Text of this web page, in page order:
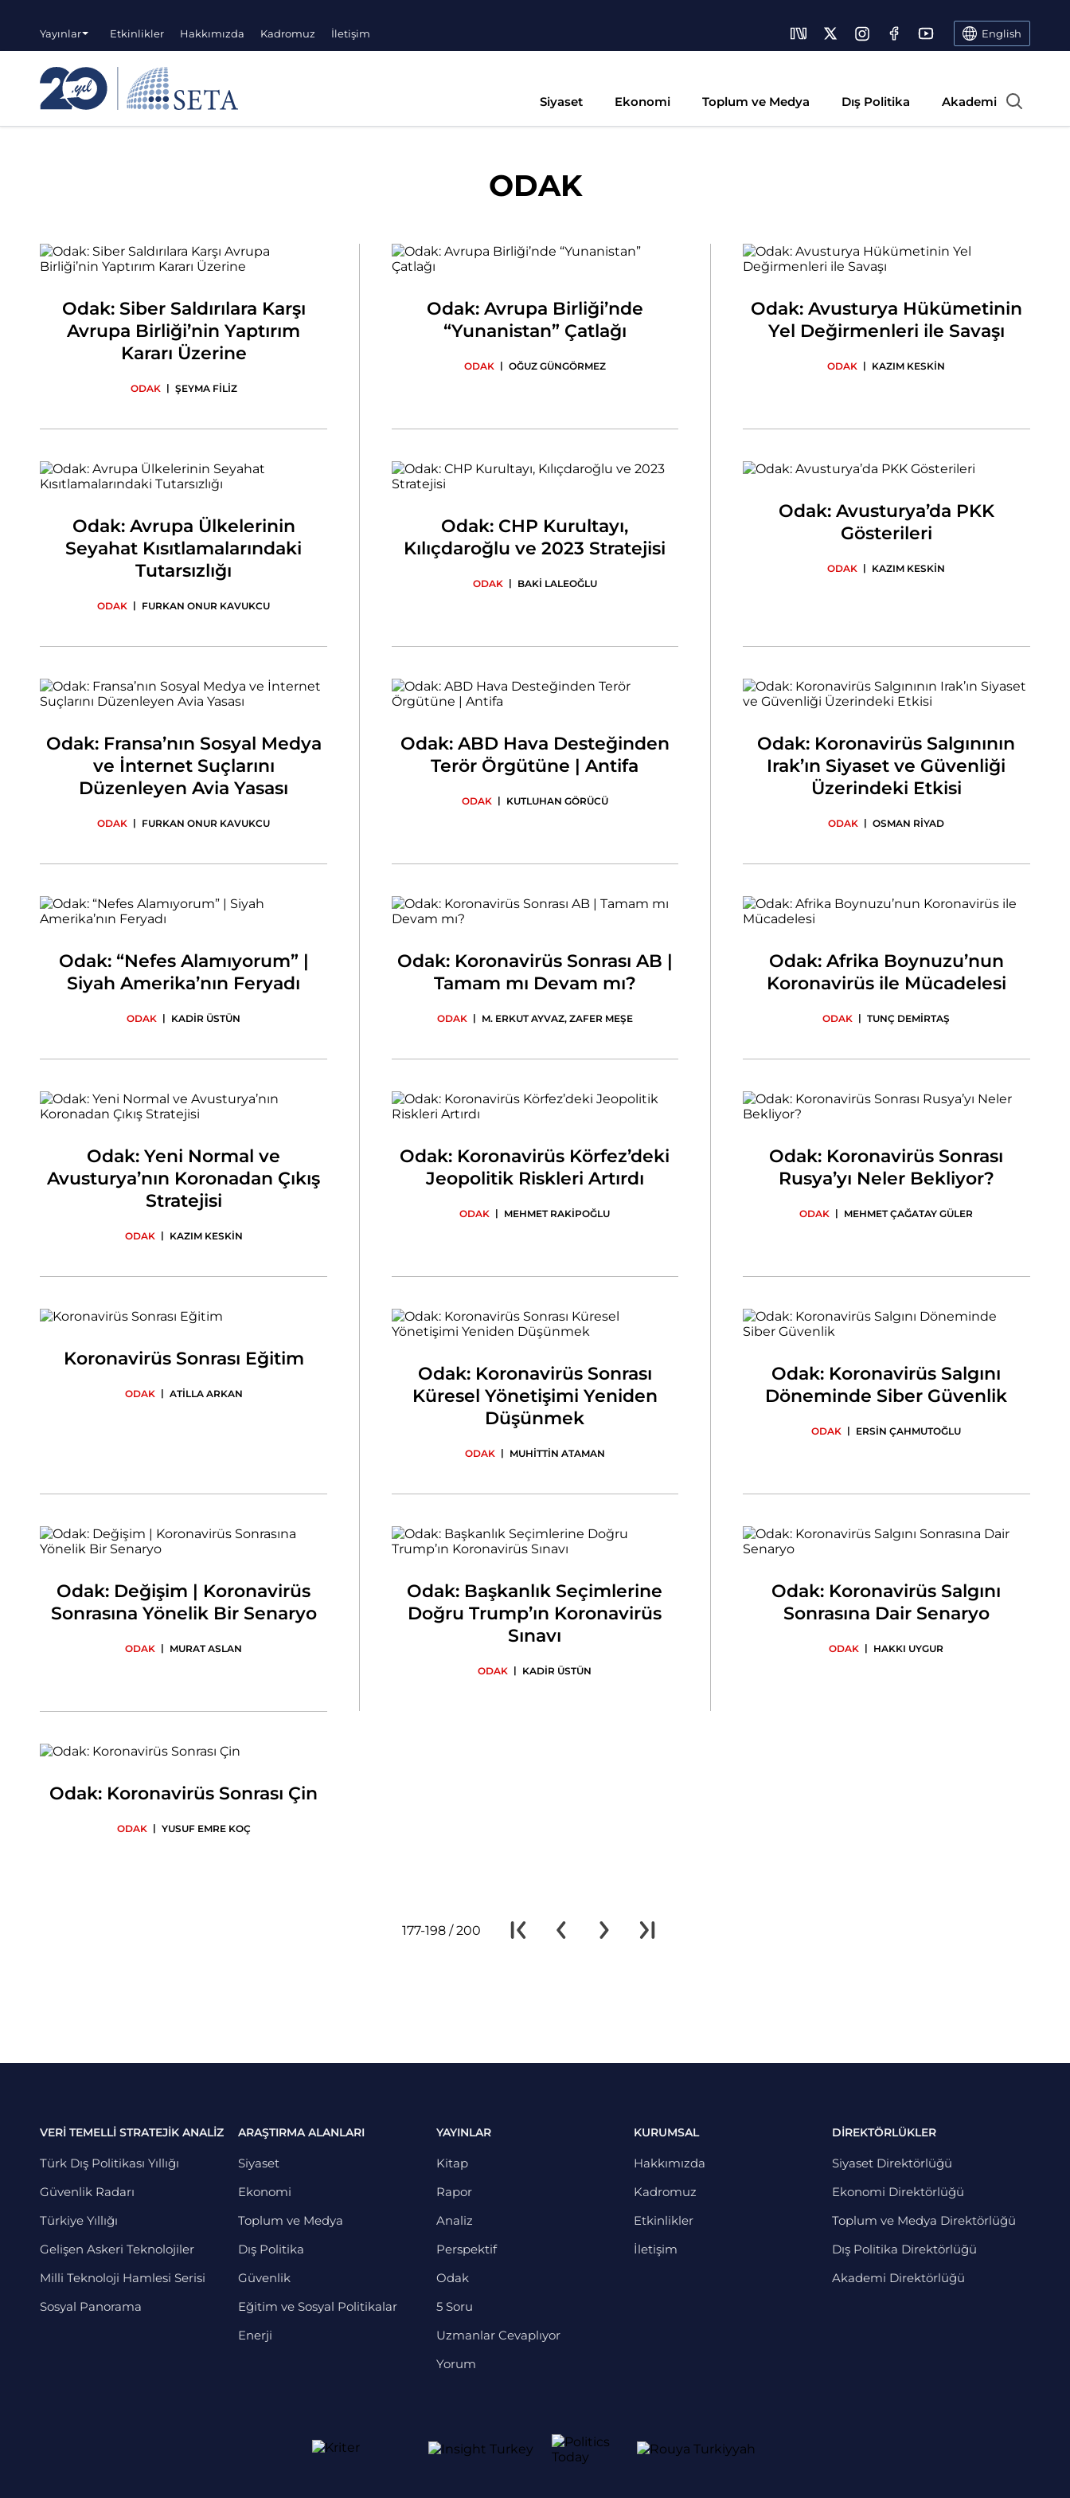
Yayınlar Etkinlikler Hakkımızda Kadromuz İletişim English
Siyaset Ekonomi Toplum ve Medya Dış Politika Akademi
ODAK
Odak: Siber Saldırılara Karşı
Avrupa Birliği’nin Yaptırım
Kararı Üzerine
ODAK | ŞEYMA FİLİZ
Odak: Avrupa Birliği’nde
“Yunanistan” Çatlağı
ODAK | OĞUZ GÜNGÖRMEZ
Odak: Avusturya Hükümetinin
Yel Değirmenleri ile Savaşı
ODAK | KAZIM KESKİN
Odak: Avrupa Ülkelerinin
Seyahat Kısıtlamalarındaki
Tutarsızlığı
ODAK | FURKAN ONUR KAVUKCU
Odak: CHP Kurultayı,
Kılıçdaroğlu ve 2023 Stratejisi
ODAK | BAKİ LALEOĞLU
Odak: Avusturya’da PKK
Gösterileri
ODAK | KAZIM KESKİN
Odak: Fransa’nın Sosyal Medya
ve İnternet Suçlarını
Düzenleyen Avia Yasası
ODAK | FURKAN ONUR KAVUKCU
Odak: ABD Hava Desteğinden
Terör Örgütüne | Antifa
ODAK | KUTLUHAN GÖRÜCÜ
Odak: Koronavirüs Salgınının
Irak’ın Siyaset ve Güvenliği
Üzerindeki Etkisi
ODAK | OSMAN RİYAD
Odak: “Nefes Alamıyorum” |
Siyah Amerika’nın Feryadı
ODAK | KADİR ÜSTÜN
Odak: Koronavirüs Sonrası AB |
Tamam mı Devam mı?
ODAK | M. ERKUT AYVAZ, ZAFER MEŞE
Odak: Afrika Boynuzu’nun
Koronavirüs ile Mücadelesi
ODAK | TUNÇ DEMİRTAŞ
Odak: Yeni Normal ve
Avusturya’nın Koronadan Çıkış
Stratejisi
ODAK | KAZIM KESKİN
Odak: Koronavirüs Körfez’deki
Jeopolitik Riskleri Artırdı
ODAK | MEHMET RAKİPOĞLU
Odak: Koronavirüs Sonrası
Rusya’yı Neler Bekliyor?
ODAK | MEHMET ÇAĞATAY GÜLER
Koronavirüs Sonrası Eğitim
ODAK | ATİLLA ARKAN
Odak: Koronavirüs Sonrası
Küresel Yönetişimi Yeniden
Düşünmek
ODAK | MUHİTTİN ATAMAN
Odak: Koronavirüs Salgını
Döneminde Siber Güvenlik
ODAK | ERSİN ÇAHMUTOĞLU
Odak: Değişim | Koronavirüs
Sonrasına Yönelik Bir Senaryo
ODAK | MURAT ASLAN
Odak: Başkanlık Seçimlerine
Doğru Trump’ın Koronavirüs
Sınavı
ODAK | KADİR ÜSTÜN
Odak: Koronavirüs Salgını
Sonrasına Dair Senaryo
ODAK | HAKKI UYGUR
Odak: Koronavirüs Sonrası Çin
ODAK | YUSUF EMRE KOÇ
177-198 / 200
VERİ TEMELLİ STRATEJİK ANALİZ
Türk Dış Politikası Yıllığı
Güvenlik Radarı
Türkiye Yıllığı
Gelişen Askeri Teknolojiler
Milli Teknoloji Hamlesi Serisi
Sosyal Panorama
ARAŞTIRMA ALANLARI
Siyaset
Ekonomi
Toplum ve Medya
Dış Politika
Güvenlik
Eğitim ve Sosyal Politikalar
Enerji
YAYINLAR
Kitap
Rapor
Analiz
Perspektif
Odak
5 Soru
Uzmanlar Cevaplıyor
Yorum
KURUMSAL
Hakkımızda
Kadromuz
Etkinlikler
İletişim
DİREKTÖRLÜKLER
Siyaset Direktörlüğü
Ekonomi Direktörlüğü
Toplum ve Medya Direktörlüğü
Dış Politika Direktörlüğü
Akademi Direktörlüğü